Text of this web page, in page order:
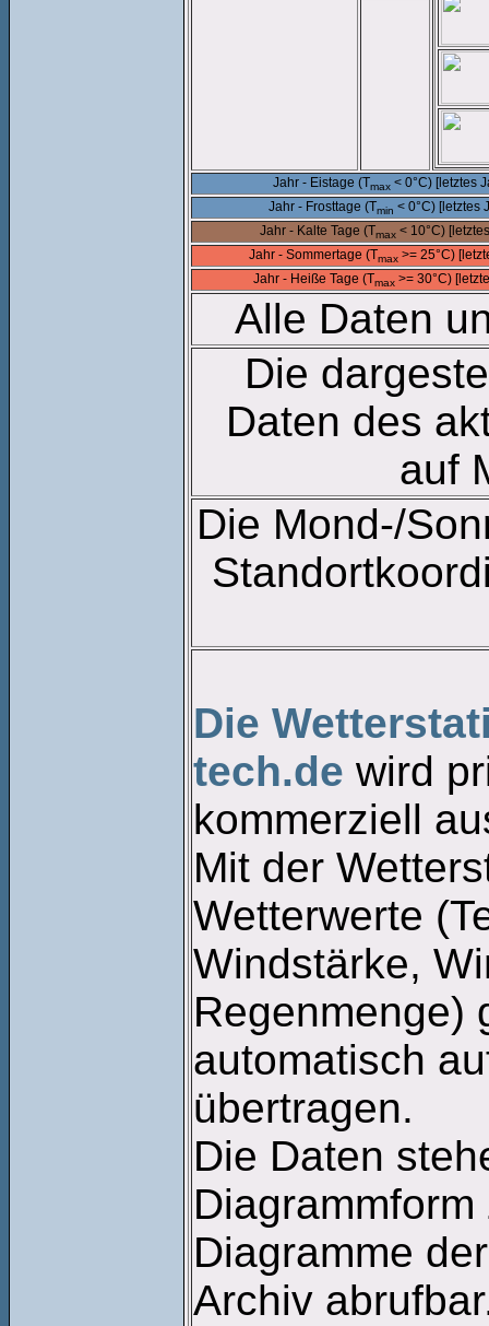
Jahr - Eistage (Tmax< 0°C) [letztes
Jahr - Frosttage (Tmin < 0°C) [letztes
Jahr - Kalte Tage (Tmax< 10°C)
Jahr - Sommertage (Tmax >= 25°C)
Jahr - Heiße Tage (Tmax>= 30°C)
Alle Daten
Die
Daten des
auf
Die Mond-/
Die
tech.de wird
kommerziell
Mit der
Wetterwerte
Windstärke,
Regenmenge)
automatisch
übertragen.
Die Daten
Diagramme
Archiv